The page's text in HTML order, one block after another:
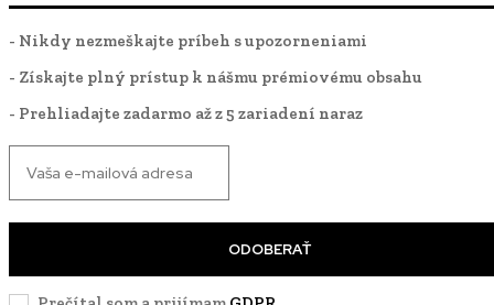
- Nikdy nezmeškajte príbeh s upozorneniami
- Získajte plný prístup k nášmu prémiovému obsahu
- Prehliadajte zadarmo až z 5 zariadení naraz
ODOBERAŤ